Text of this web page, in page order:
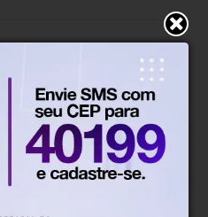
Chuvas esparsas
Mín.15° Máx.27°
1.22km/h 100%
Umidade